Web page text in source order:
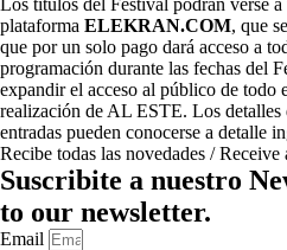
Los títulos del Festival podrán verse a
plataforma ELEKRAN.COM, que
que por un solo pago dará acceso a
programación durante las fechas del
expandir el acceso al público de todo
realización de AL ESTE. Los detalles
entradas pueden conocerse a detalle
Recibe todas las novedades / Receive
Suscribite a nuestro
to our newsletter.
Email